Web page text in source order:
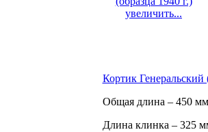
увеличить...
Кортик Генеральский
Общая длина – 450 мм
Длина клинка – 325